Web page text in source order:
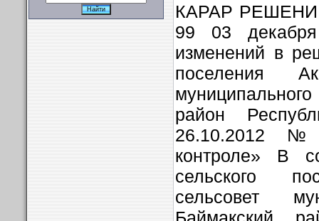
КАРАР
99 03
изменений в
поселения
район
26.10.2012
контроле» В
сельского
сельсовет